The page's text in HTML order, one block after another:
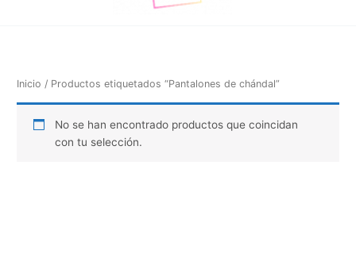
Inicio / Productos etiquetados “Pantalones de chándal”
No se han encontrado productos que coincidan
con tu selección.